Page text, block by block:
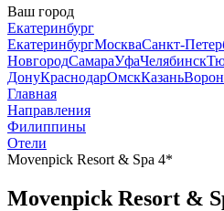
Ваш город
Екатеринбург
ЕкатеринбургМоскваСанкт-
НовгородСамараУфаЧелябинск
ДонуКраснодарОмскКазань
Главная
Направления
Филиппины
Отели
Movenpick Resort & Spa 4*
Movenpick Resort &